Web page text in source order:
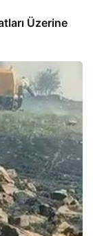
Üzerine